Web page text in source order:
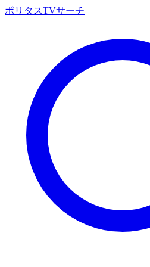
ポリタスTVサーチ